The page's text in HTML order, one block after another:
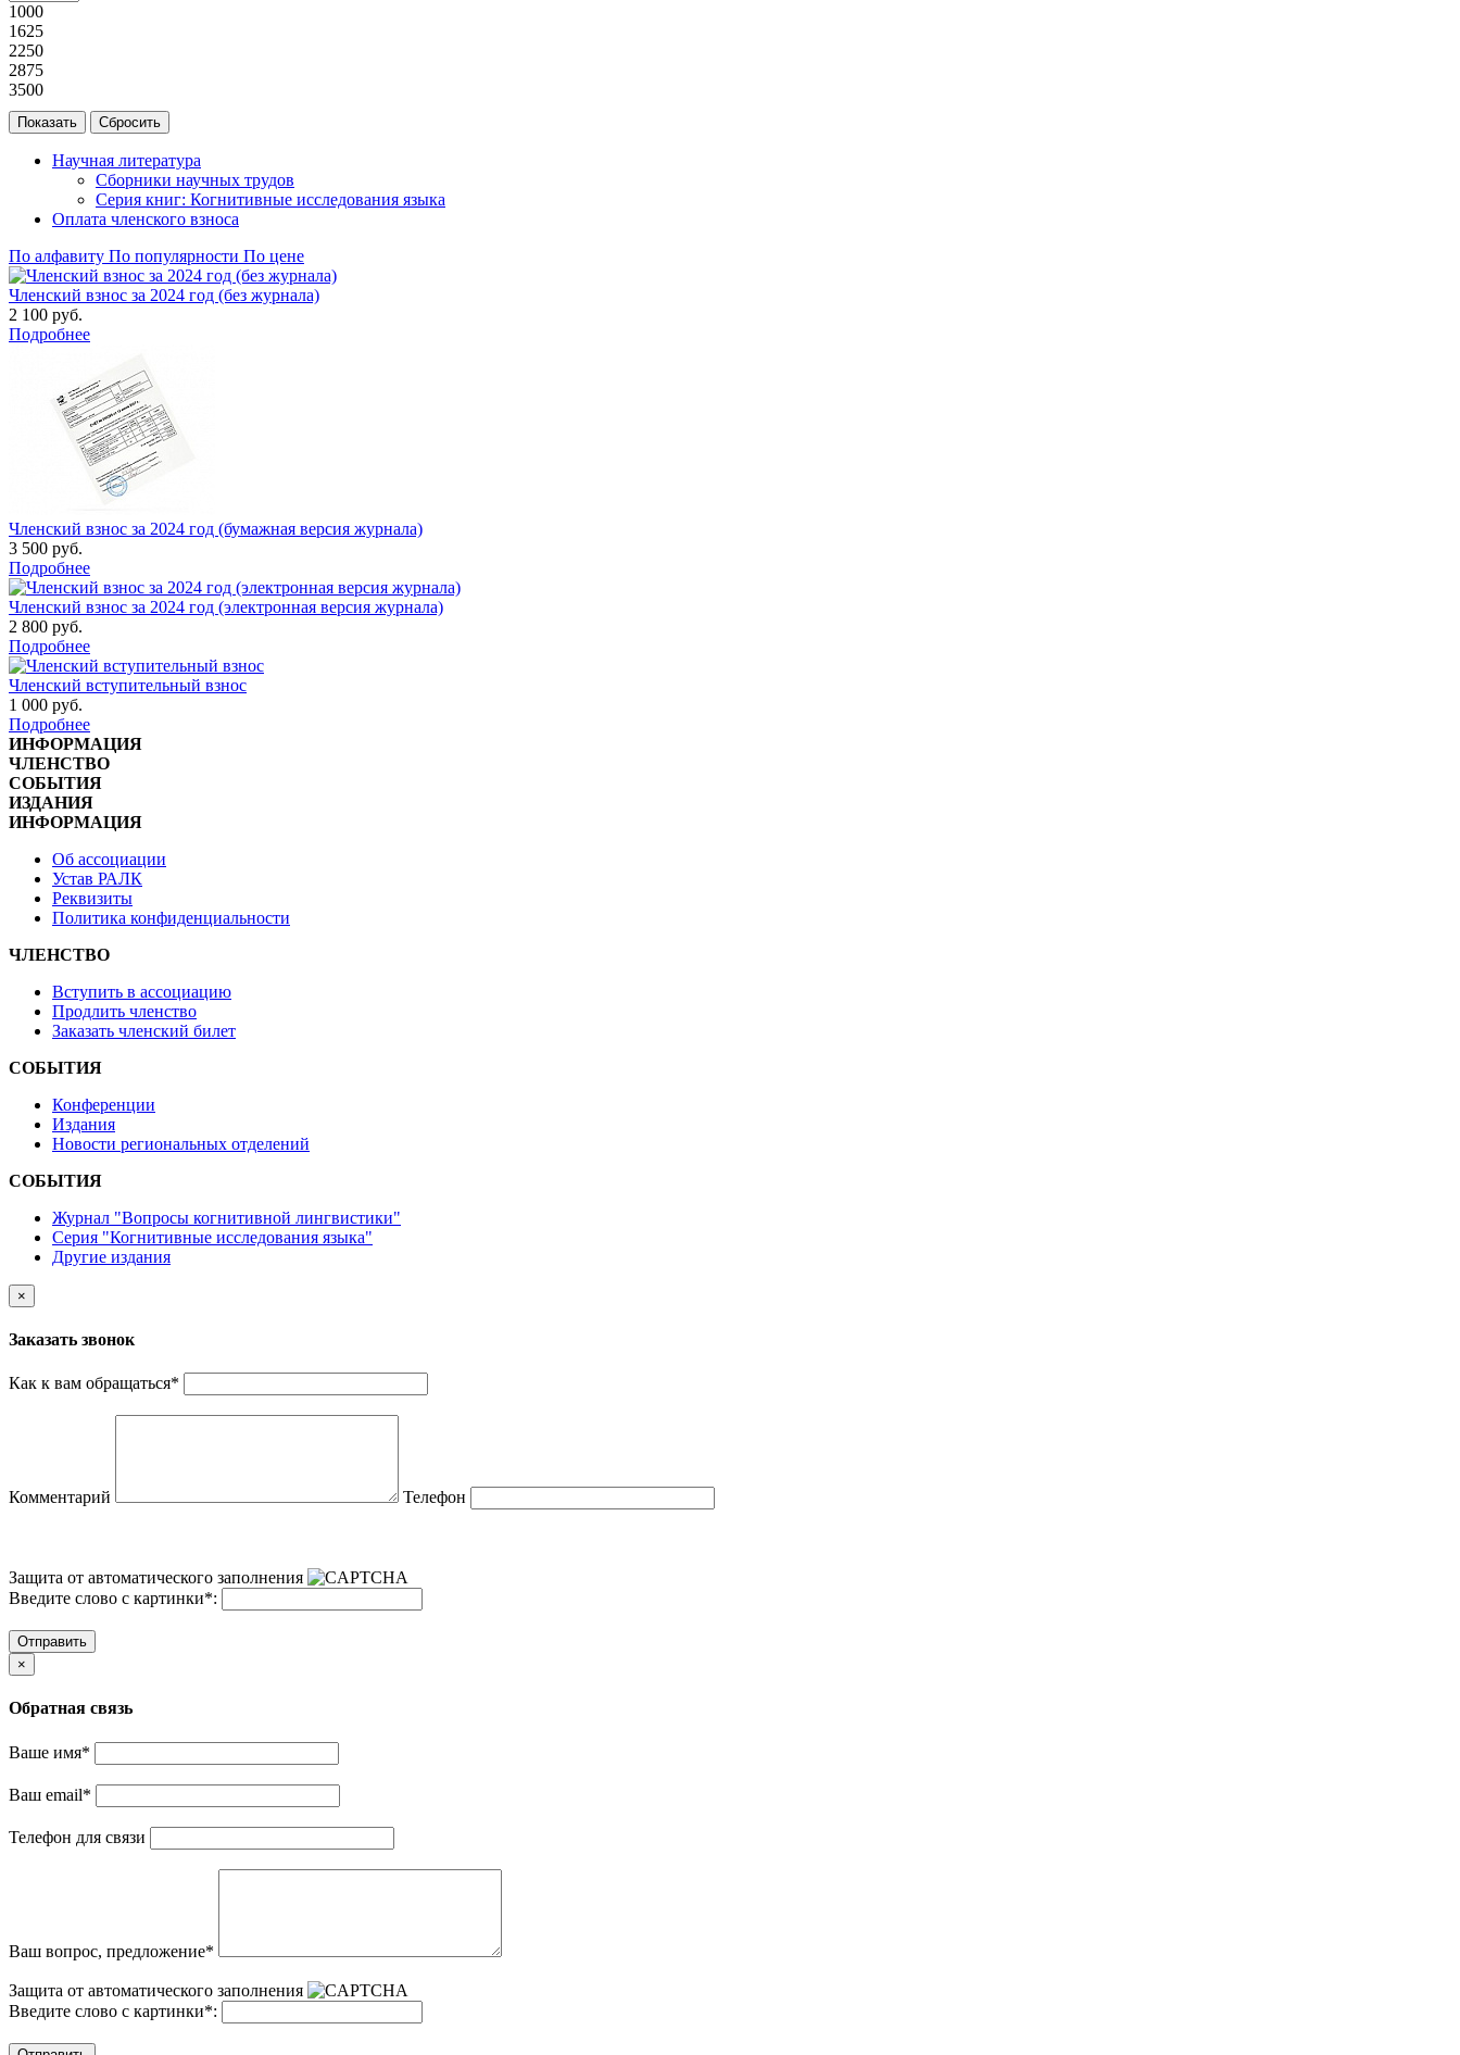
1000
1625
2250
2875
3500
Научная литература
Сборники научных трудов
Серия книг: Когнитивные исследования языка
Оплата членского взноса
По алфавиту По популярности По цене
Членский взнос за 2024 год (без журнала)
2 100 руб.
Подробнее
Членский взнос за 2024 год (бумажная версия журнала)
3 500 руб.
Подробнее
Членский взнос за 2024 год (электронная версия журнала)
2 800 руб.
Подробнее
Членский вступительный взнос
1 000 руб.
Подробнее
ИНФОРМАЦИЯ
ЧЛЕНСТВО
СОБЫТИЯ
ИЗДАНИЯ
ИНФОРМАЦИЯ
Об ассоциации
Устав РАЛК
Реквизиты
Политика конфиденциальности
ЧЛЕНСТВО
Вступить в ассоциацию
Продлить членство
Заказать членский билет
СОБЫТИЯ
Конференции
Издания
Новости региональных отделений
СОБЫТИЯ
Журнал "Вопросы когнитивной лингвистики"
Серия "Когнитивные исследования языка"
Другие издания
×
Заказать звонок
Как к вам обращаться*
Комментарий Телефон
Защита от автоматического заполнения
Введите слово с картинки*:
Отправить
×
Обратная связь
Ваше имя*
Ваш email*
Телефон для связи
Ваш вопрос, предложение*
Защита от автоматического заполнения
Введите слово с картинки*: